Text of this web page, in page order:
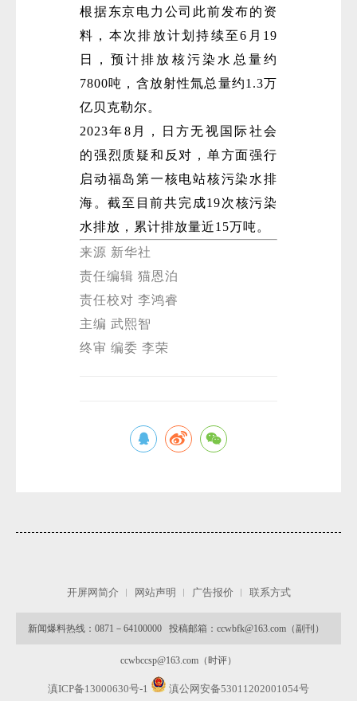
根据东京电力公司此前发布的资
料，本次排放计划持续至6月19
日，预计排放核污染水总量约
7800吨，含放射性氚总量约1.3万
亿贝克勒尔。
2023年8月，日方无视国际社会
的强烈质疑和反对，单方面强行
启动福岛第一核电站核污染水排
海。截至目前共完成19次核污染
水排放，累计排放量近15万吨。
来源 新华社
责任编辑 猫恩泊
责任校对 李鸿睿
主编 武熙智
终审 编委 李荣
开屏网简介 网站声明 广告报价 联系方式
新闻爆料热线：0871－64100000 投稿邮箱：ccwbfk@163.com（副刊）
ccwbccsp@163.com（时评）
滇ICP备13000630号-1
滇公网安备53011202001054号